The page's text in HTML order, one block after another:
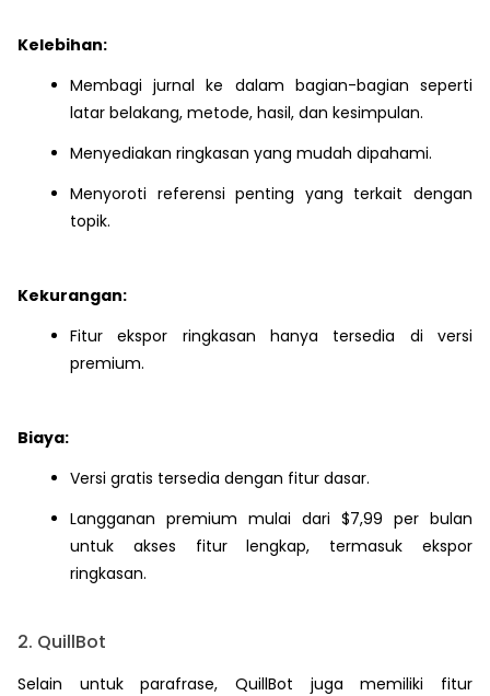
Kelebihan:
Membagi jurnal ke dalam bagian-bagian seperti
latar belakang, metode, hasil, dan kesimpulan.
Menyediakan ringkasan yang mudah dipahami.
Menyoroti referensi penting yang terkait dengan
topik.
Kekurangan:
Fitur ekspor ringkasan hanya tersedia di versi
premium.
Biaya:
Versi gratis tersedia dengan fitur dasar.
Langganan premium mulai dari $7,99 per bulan
untuk akses fitur lengkap, termasuk ekspor
ringkasan.
2. QuillBot
Selain untuk parafrase, QuillBot juga memiliki fitur